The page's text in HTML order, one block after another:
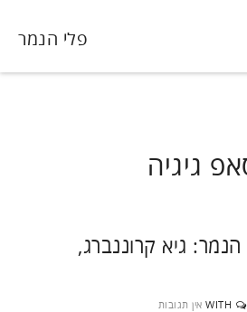
פלי הנמר
גיגיה
גיא קרוננברג,
WITH אין תגובות